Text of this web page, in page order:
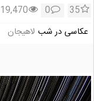
35
0
19,470
عکاسی در شب لاهیجان